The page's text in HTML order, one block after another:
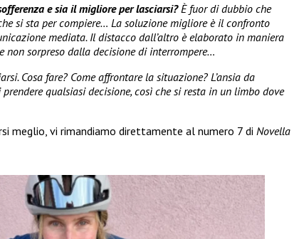
e sia il migliore per lasciarsi? È fuor di dubbio che
si sta per compiere… La soluzione migliore è il confronto
mediata. Il distacco dall’altro è elaborato in maniera
non sorpreso dalla decisione di interrompere…
Cosa fare? Come affrontare la situazione? L’ansia da
qualsiasi decisione, così che si resta in un limbo dove
meglio, vi rimandiamo direttamente al numero 7 di Novella